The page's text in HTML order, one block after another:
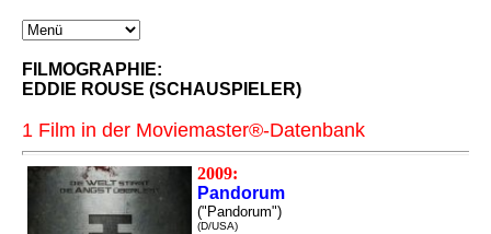
FILMOGRAPHIE:
EDDIE ROUSE (SCHAUSPIELER)
1 Film in der Moviemaster®-Datenbank
2009:
Pandorum
("Pandorum")
(D/USA)